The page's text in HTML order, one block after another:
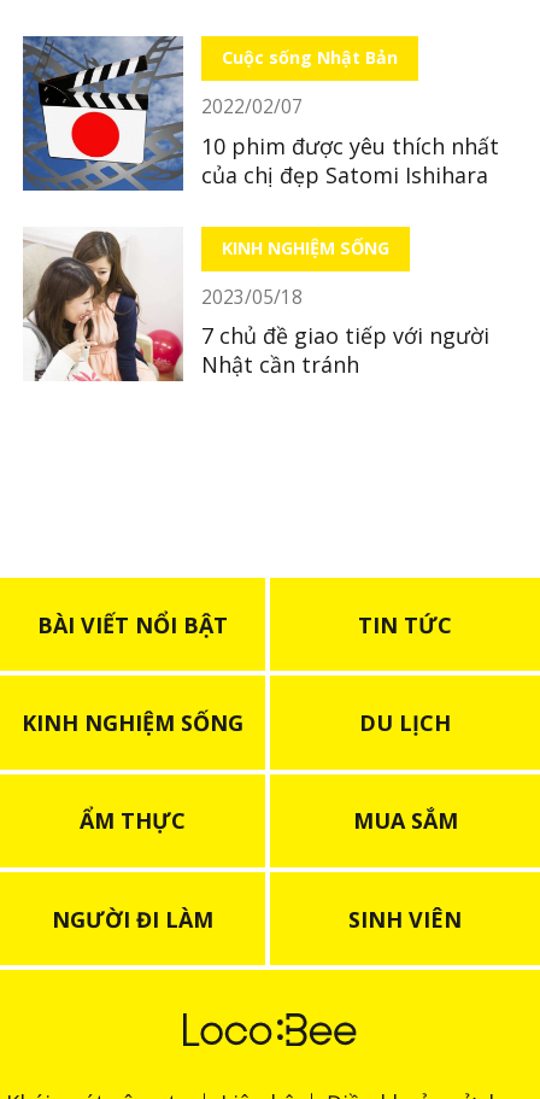
Cuộc sống Nhật Bản
2022/02/07
10 phim được yêu thích nhất
của chị đẹp Satomi Ishihara
KINH NGHIỆM SỐNG
2023/05/18
7 chủ đề giao tiếp với người
Nhật cần tránh
BÀI VIẾT NỔI BẬT TIN TỨC
KINH NGHIỆM SỐNG DU LỊCH
ẨM THỰC MUA SẮM
NGƯỜI ĐI LÀM SINH VIÊN